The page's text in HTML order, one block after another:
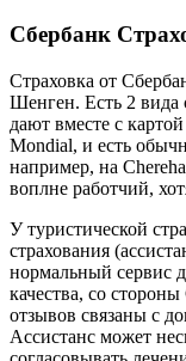
Сбербанк
Страховка от
Шенген. Есть 2 вида
дают вместе с
Mondial, и есть
например, на
воплне работчий,
У туристической
страхования
нормальный сервис
качества, со
отзывов связаны с
Ассистанс может